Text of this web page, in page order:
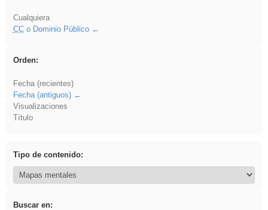
Cualquiera
CCo Dominio Público
Orden:
Fecha (recientes)
Fecha (antiguos)
Visualizaciones
Título
Tipo de contenido:
Buscar en: